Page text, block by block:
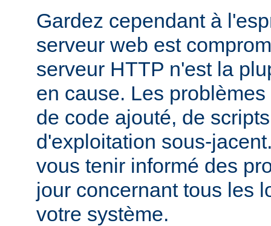
Gardez cependant à
serveur web est
serveur HTTP n'est la
en cause. Les
de code ajouté, de
d'exploitation sous-
vous tenir informé des
jour concernant tous les
votre système.